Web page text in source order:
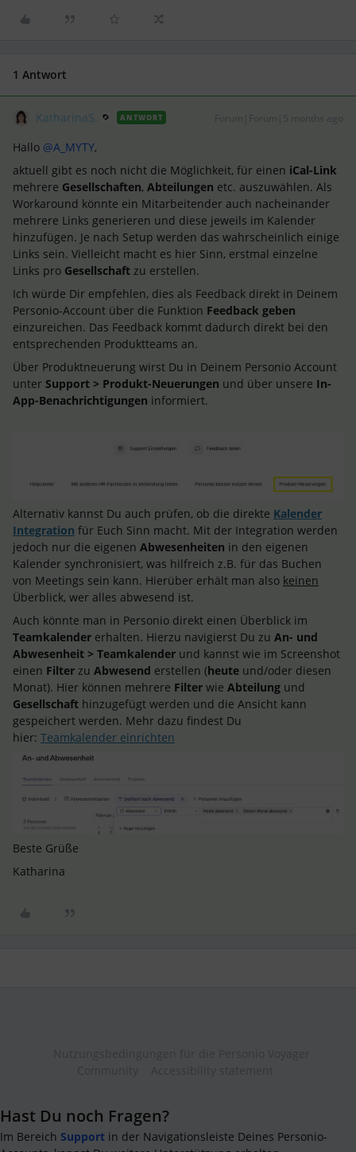
1 Antwort
KatharinaS. ANTWORT
Hallo ​ @A_MYTY,
aktuell gibt es noch nicht die Möglichkeit, für einen iCal-Link
mehrere Gesellschaften, Abteilungen etc. auszuwählen. Als
Workaround könnte ein Mitarbeitender auch nacheinander
mehrere Links generieren und diese jeweils im Kalender
hinzufügen. Je nach Setup werden das wahrscheinlich einige
Links sein. Vielleicht macht es hier Sinn, erstmal einzelne
Links pro Gesellschaft zu erstellen.
Ich würde Dir empfehlen, dies als Feedback direkt in Deinem
Personio-Account über die Funktion Feedback geben
einzureichen. Das Feedback kommt dadurch direkt bei den
entsprechenden Produktteams an.
Über Produktneuerung wirst Du in Deinem Personio Account
unter Support > Produkt-Neuerungen und über unsere In-
App-Benachrichtigungen informiert.
Alternativ kannst Du auch prüfen, ob die direkte Kalender
Integration für Euch Sinn macht. Mit der Integration werden
jedoch nur die eigenen Abwesenheiten in den eigenen
Kalender synchronisiert, was hilfreich z.B. für das Buchen
von Meetings sein kann. Hierüber erhält man also keinen
Überblick, wer alles abwesend ist.
Auch könnte man in Personio direkt einen Überblick im
Teamkalender erhalten. Hierzu navigierst Du zu An- und
Abwesenheit > Teamkalender und kannst wie im Screenshot
einen Filter zu Abwesend erstellen (heute und/oder diesen
Monat). Hier können mehrere Filter wie Abteilung und
Gesellschaft hinzugefügt werden und die Ansicht kann
gespeichert werden. Mehr dazu findest Du
hier: Teamkalender einrichten
Beste Grüße
Katharina
Hast Du noch Fragen?
Im Bereich Support in der Navigationsleiste Deines Personio-